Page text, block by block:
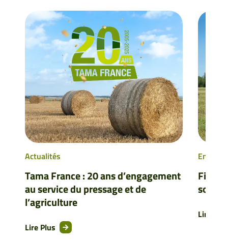
Actualités
Tama France : 20 ans d’engagement
au service du pressage et de
l’agriculture
Lire Plus
Filet
Lire Plus